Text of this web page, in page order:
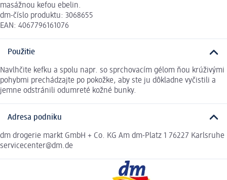
masážnou kefou ebelin.
dm-číslo produktu: 3068655
EAN: 4067796161076
Použitie
Navlhčite kefku a spolu napr. so sprchovacím gélom ňou krúživými
pohybmi prechádzajte po pokožke, aby ste ju dôkladne vyčistili a
jemne odstránili odumreté kožné bunky.
Adresa podniku
dm drogerie markt GmbH + Co. KG Am dm-Platz 1 76227 Karlsruhe
servicecenter@dm.de